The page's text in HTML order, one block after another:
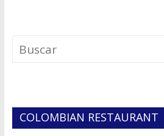
Hablemos de dinero Parte 6
COLOMBIAN RESTAURANT